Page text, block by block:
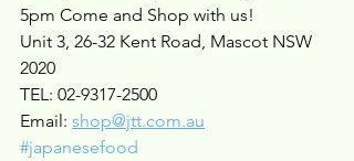
5pm Come and Shop with us!
Unit 3, 26-32 Kent Road, Mascot NSW
2020
TEL: 02-9317-2500
Email: shop@jtt.com.au
#japanesefood